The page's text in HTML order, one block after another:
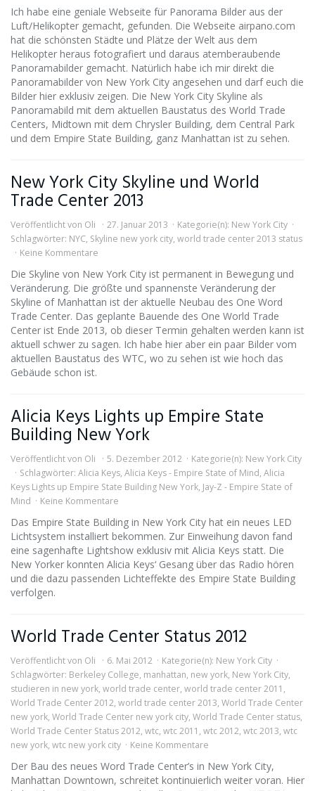
Ich habe eine geniale Webseite für Panorama Bilder aus der
Luft/Helikopter gemacht, gefunden. Die Webseite airpano.com
hat die schönsten Städte und Plätze der Welt aus dem
Helikopter heraus fotografiert und daraus atemberaubende
Panoramabilder gemacht. Natürlich habe ich mir direkt die
Panoramabilder von New York City angesehen und darf euch die
Bilder hier exklusiv zeigen. Die New York City Skyline als
Panoramabild mit dem aktuellen Baustatus des World Trade
Centers, Midtown mit dem Chrysler Building, dem Central Park
und dem Empire State Building, ganz Manhattan ist zu sehen.
New York City Skyline und World
Trade Center 2013
Veröffentlicht von Oli 27. Januar 2013 Kategorie(n): New York City
Schlagwörter: NYC, Skyline new york city, world trade center 2013 status
Keine Kommentare
Die Skyline von New York City ist permanent in Bewegung und
Veränderung. Die größte und spannenste Veränderung der
Skyline of Manhattan ist der aktuelle Neubau des One Word
Trade Center. Das geplante Bauende des One World Trade
Center ist Ende 2013, ob dieser Termin gehalten werden kann ist
aktuell schwer zu sagen. Ich habe hier aber ein paar Bilder vom
aktuellen Baustatus des WTC, wo zu sehen ist wie hoch das
Gebäude schon ist.
Alicia Keys Lights up Empire State
Building New York
Veröffentlicht von Oli 5. Dezember 2012 Kategorie(n): New York City
Schlagwörter: Alicia Keys, Alicia Keys - Empire State of Mind, Alicia
Keys Lights up Empire State Building New York, Jay-Z - Empire State of
Mind
Keine Kommentare
Das Empire State Building in New York City hat ein neues LED
Lichtsystem installiert bekommen. Zur Einweihung davon fand
eine sagenhafte Lightshow exklusiv mit Alicia Keys statt. Die
New Yorker konnten Alicia Keys‘ Gesang über das Radio hören
und die dazu passenden Lichteffekte des Empire State Building
verfolgen.
World Trade Center Status 2012
Veröffentlicht von Oli 6. Mai 2012 Kategorie(n): New York City
Schlagwörter: Berkeley College, manhattan, new york, New York City,
studieren in new york, world trade center, world trade center 2011 ,
World Trade Center 2012, world trade center 2013, World Trade Center
new york, World Trade Center new york city, World Trade Center status,
World Trade Center Status 2012, wtc, wtc 2011 , wtc 2012, wtc 2013, wtc
new york, wtc new york city Keine Kommentare
Der Bau des neues Word Trade Center’s in New York City,
Manhattan Downtown, schreitet kontinuierlich weiter voran. Hier